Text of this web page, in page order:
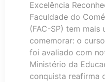
Excelência
Faculdade do
(FAC-SP) tem
comemorar: o
foi avaliado com
Ministério da
conquista reafirma